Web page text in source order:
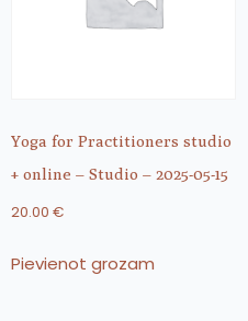
Yoga for Practitioners studio
+ online – Studio – 2025-05-15
20.00 €
Pievienot grozam